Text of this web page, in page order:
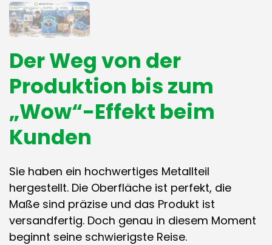
Der Weg von der
Produktion bis zum
„Wow“-Effekt beim
Kunden
Sie haben ein hochwertiges Metallteil
hergestellt. Die Oberfläche ist perfekt, die
Maße sind präzise und das Produkt ist
versandfertig. Doch genau in diesem Moment
beginnt seine schwierigste Reise.